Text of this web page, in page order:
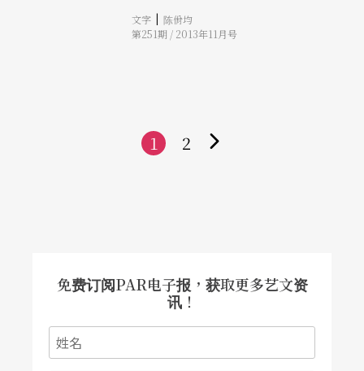
艺的要求。
文字 | 陈佾均
第251期 / 2013年11月号
1 2
免费订阅PAR电子报，获取更多艺文资
讯！